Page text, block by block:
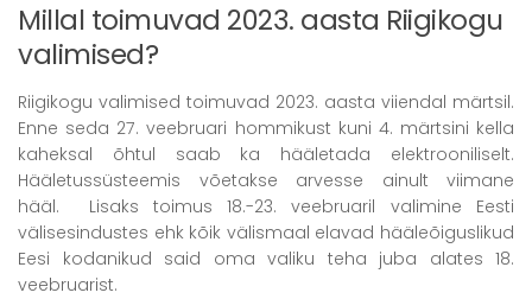
Millal toimuvad 2023. aasta Riigikogu
valimised?
Riigikogu valimised toimuvad 2023. aasta viiendal märtsil.
Enne seda 27. veebruari hommikust kuni 4. märtsini kella
kaheksal õhtul saab ka hääletada elektrooniliselt.
Hääletussüsteemis võetakse arvesse ainult viimane
hääl. Lisaks toimus 18.-23. veebruaril valimine Eesti
välisesindustes ehk kõik välismaal elavad hääleõiguslikud
Eesi kodanikud said oma valiku teha juba alates 18.
veebruarist.